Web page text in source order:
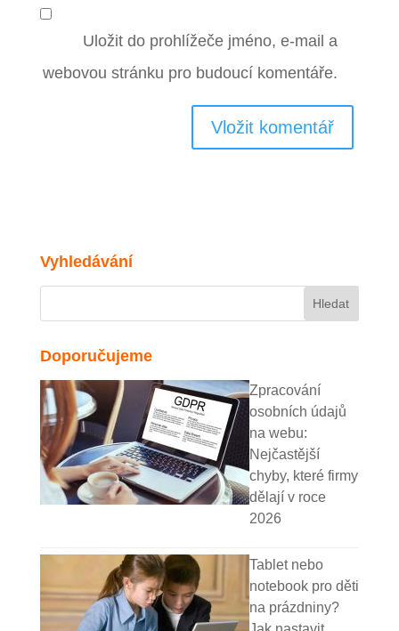
Uložit do prohlížeče jméno, e-mail a
webovou stránku pro budoucí komentáře.
Vyhledávání
Doporučujeme
Zpracování
osobních údajů
na webu:
Nejčastější
chyby, které firmy
dělají v roce
2026
Tablet nebo
notebook pro děti
na prázdniny?